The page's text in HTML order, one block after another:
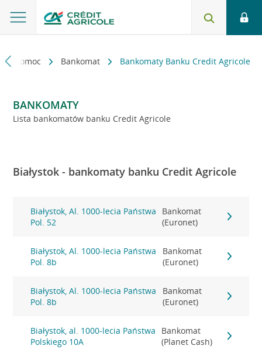
i pomoc Bankomat Bankomaty Banku Credit Agricole
BANKOMATY
Lista bankomatów banku Credit Agricole
Białystok - bankomaty banku Credit Agricole
Białystok, Al. 1000-lecia Państwa
Pol. 52
Bankomat
(Euronet)
Białystok, Al. 1000-lecia Państwa
Pol. 8b
Bankomat
(Euronet)
Białystok, Al. 1000-lecia Państwa
Pol. 8b
Bankomat
(Euronet)
Białystok, al. 1000-lecia Państwa
Polskiego 10A
Bankomat
(Planet Cash)